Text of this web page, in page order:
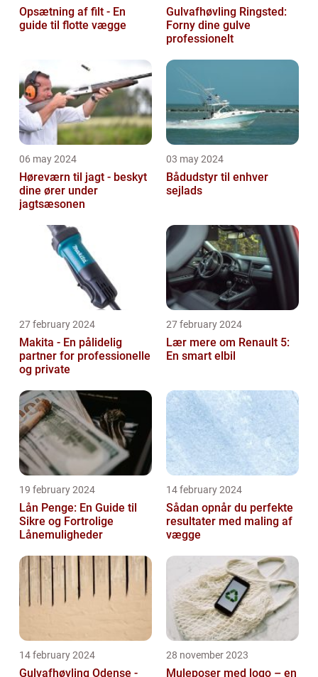
Opsætning af filt - En
guide til flotte vægge
Gulvafhøvling Ringsted:
Forny dine gulve
professionelt
06 may 2024
Høreværn til jagt - beskyt
dine ører under
jagtsæsonen
03 may 2024
Bådudstyr til enhver
sejlads
27 february 2024
Makita - En pålidelig
partner for professionelle
og private
27 february 2024
Lær mere om Renault 5:
En smart elbil
19 february 2024
Lån Penge: En Guide til
Sikre og Fortrolige
Lånemuligheder
14 february 2024
Sådan opnår du perfekte
resultater med maling af
vægge
14 february 2024
Gulvafhøvling Odense -
28 november 2023
Muleposer med logo – en